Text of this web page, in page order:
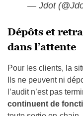
— Jdot
Dépôts et
dans l’attente
Pour les clients, la
Ils ne peuvent ni
l’audit n’est pas
continuent de